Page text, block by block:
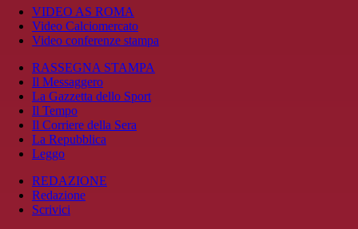
VIDEO AS ROMA
Video Calciomercato
Video conferenze stampa
RASSEGNA STAMPA
Il Messaggero
La Gazzetta dello Sport
Il Tempo
Il Corriere della Sera
La Repubblica
Leggo
REDAZIONE
Redazione
Scrivici